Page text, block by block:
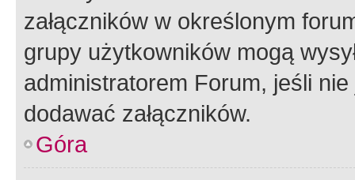
załączników w określonym
grupy użytkowników mogą
administratorem Forum, jeśli
dodawać załączników.
Góra